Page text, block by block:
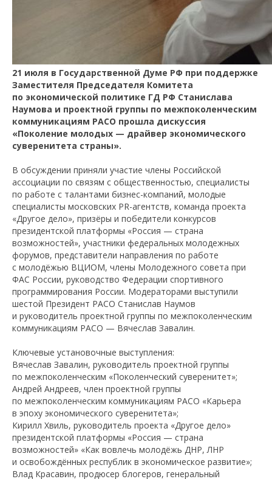
21 июля в Государственной Думе РФ при поддержке
Заместителя Председателя Комитета
по экономической политике ГД РФ Станислава
Наумова и проектной группы по межпоколенческим
коммуникациям РАСО прошла дискуссия
«Поколение молодых — драйвер экономического
суверенитета страны».
В обсуждении приняли участие члены Российской
ассоциации по связям с общественностью, специалисты
по работе с талантами бизнес-компаний, молодые
специалисты московских PR-агентств, команда проекта
«Другое дело», призёры и победители конкурсов
президентской платформы «Россия — страна
возможностей», участники федеральных молодежных
форумов, представители направления по работе
с молодёжью ВЦИОМ, члены Молодежного совета при
ФАС России, руководство Федерации спортивного
программирования России. Модераторами выступили
шестой Президент РАСО Станислав Наумов
и руководитель проектной группы по межпоколенческим
коммуникациям РАСО — Вячеслав Завалин.
Ключевые установочные выступления:
Вячеслав Завалин, руководитель проектной группы
по межпоколенческим «Поколенческий суверенитет»;
Андрей Андреев, член проектной группы
по межпоколенческим коммуникациям РАСО «Карьера
в эпоху экономического суверенитета»;
Кирилл Хвиль, руководитель проекта «Другое дело»
президентской платформы «Россия — страна
возможностей» «Как вовлечь молодёжь ДНР, ЛНР
и освобождённых республик в экономическое развитие»;
Влад Красавин, продюсер блогеров, генеральный